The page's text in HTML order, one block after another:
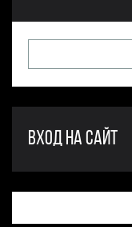
ВХОД НА САЙТ